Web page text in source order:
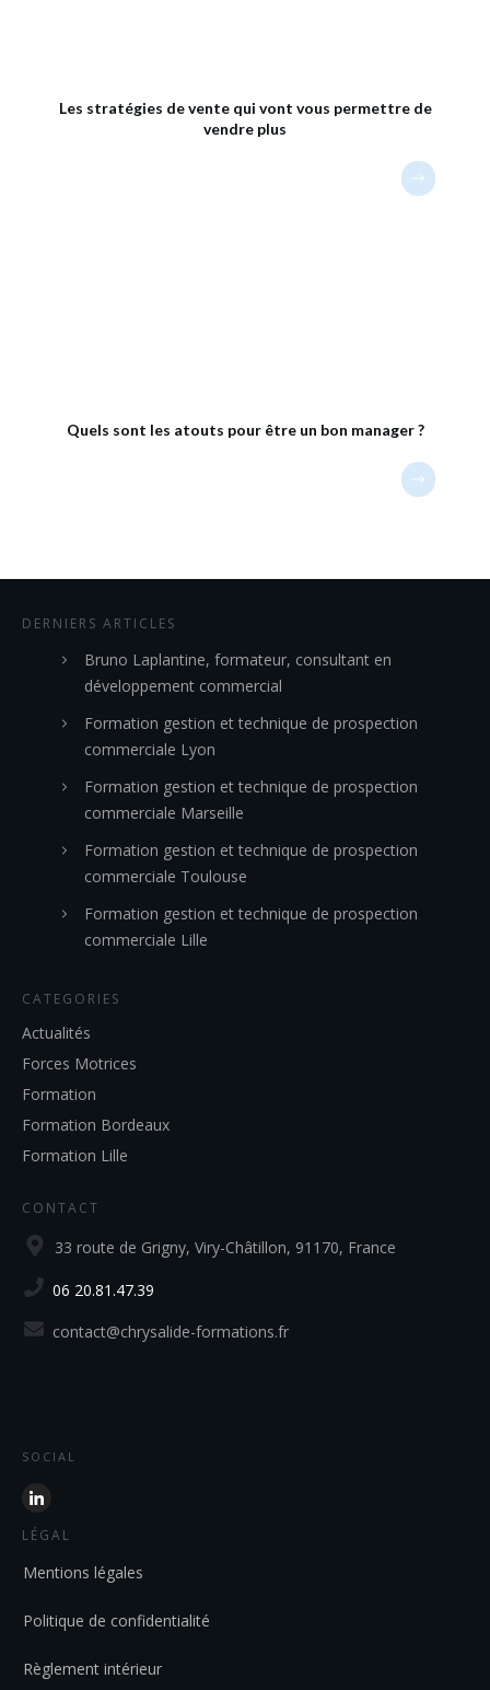
Les stratégies de vente qui vont vous permettre de
vendre plus
Quels sont les atouts pour être un bon manager ?
DERNIERS ARTICLES
Bruno Laplantine, formateur, consultant en
développement commercial
Formation gestion et technique de prospection
commerciale Lyon
Formation gestion et technique de prospection
commerciale Marseille
Formation gestion et technique de prospection
commerciale Toulouse
Formation gestion et technique de prospection
commerciale Lille
CATEGORIES
Actualités
Forces Motrices
Formation
Formation Bordeaux
Formation Lille
CONTACT
33 route de Grigny, Viry-Châtillon, 91170, France
06 20.81.47.39
contact@chrysalide-formations.fr
SOCIAL
LÉGAL
Mentions légales
Politique de confidentialité
Règlement intérieur